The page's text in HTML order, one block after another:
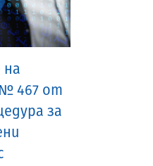
на
467 от
за